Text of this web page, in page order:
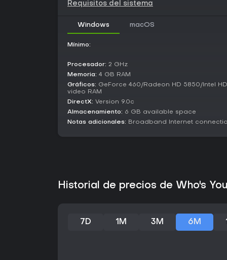
Requisitos del sistema
Windows macOS
Mínimo:
Procesador: 2 GHz
Memoria: 4 GB RAM
Gráficos: GeForce 460/Radeon HD 5850/Intel
video RAM
DirectX: Version 9.0c
Almacenamiento: 6 GB available space
Notas adicionales: Broadband Internet
Historial de precios de Who's
7D 1M 3M 6M